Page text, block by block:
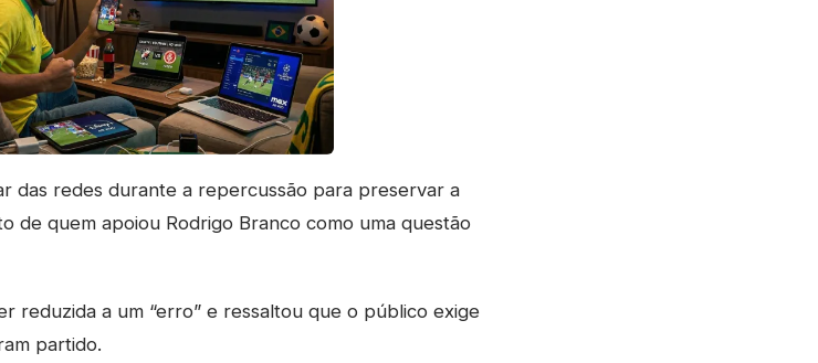
das redes durante a repercussão para preservar a
de quem apoiou Rodrigo Branco como uma questão
reduzida a um “erro” e ressaltou que o público exige
partido.